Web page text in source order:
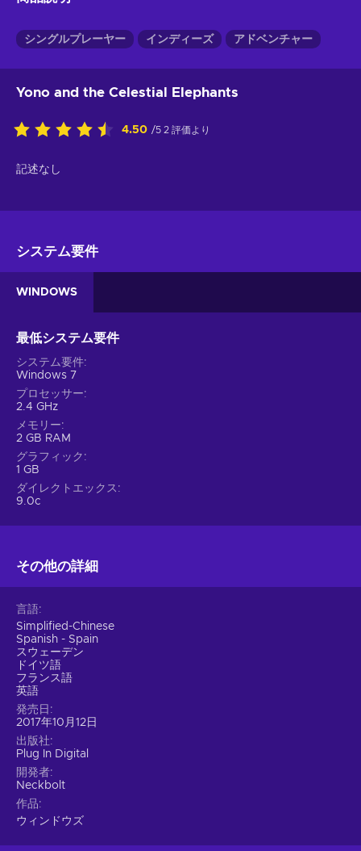
シングルプレーヤー インディーズ アドベンチャー
Yono and the Celestial Elephants
4.50 /5 2 評価より
記述なし
システム要件
WINDOWS
最低システム要件
システム要件
Windows 7
プロセッサー
2.4 GHz
メモリー
2 GB RAM
グラフィック
1 GB
ダイレクトエックス
9.0c
その他の詳細
言語
Simplified-Chinese
Spanish - Spain
スウェーデン
ドイツ語
フランス語
英語
発売日
2017年10月12日
出版社
Plug In Digital
開発者
Neckbolt
作品
ウィンドウズ